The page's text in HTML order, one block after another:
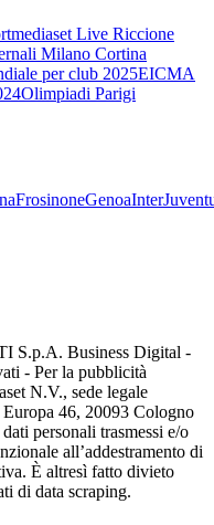
Live Riccione
Milano Cortina
per club 2025EICMA
Olimpiadi Parigi
FrosinoneGenoaInter
S.p.A. Business Digital -
- Per la pubblicità
N.V., sede legale
46, 20093 Cologno
personali trasmessi e/o
all’addestramento di
È altresì fatto divieto
di data scraping.